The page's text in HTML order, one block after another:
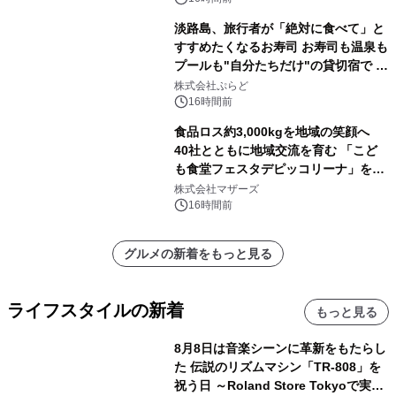
淡路島、旅行者が「絶対に食べて」と
すすめたくなるお寿司 お寿司も温泉も
プールも"自分たちだけ"の貸切宿で 1
日1組限定「岩屋温泉 絵島別庭 海と
森」の握り寿司プラン
株式会社ぷらど
16時間前
食品ロス約3,000kgを地域の笑顔へ
40社とともに地域交流を育む 「こど
も食堂フェスタデピッコリーナ」を9
月5日(土)開催
株式会社マザーズ
16時間前
グルメの新着をもっと見る
ライフスタイルの新着 もっと見る
8月8日は音楽シーンに革新をもたらし
た 伝説のリズムマシン「TR-808」を
祝う日 ～Roland Store Tokyoで実機